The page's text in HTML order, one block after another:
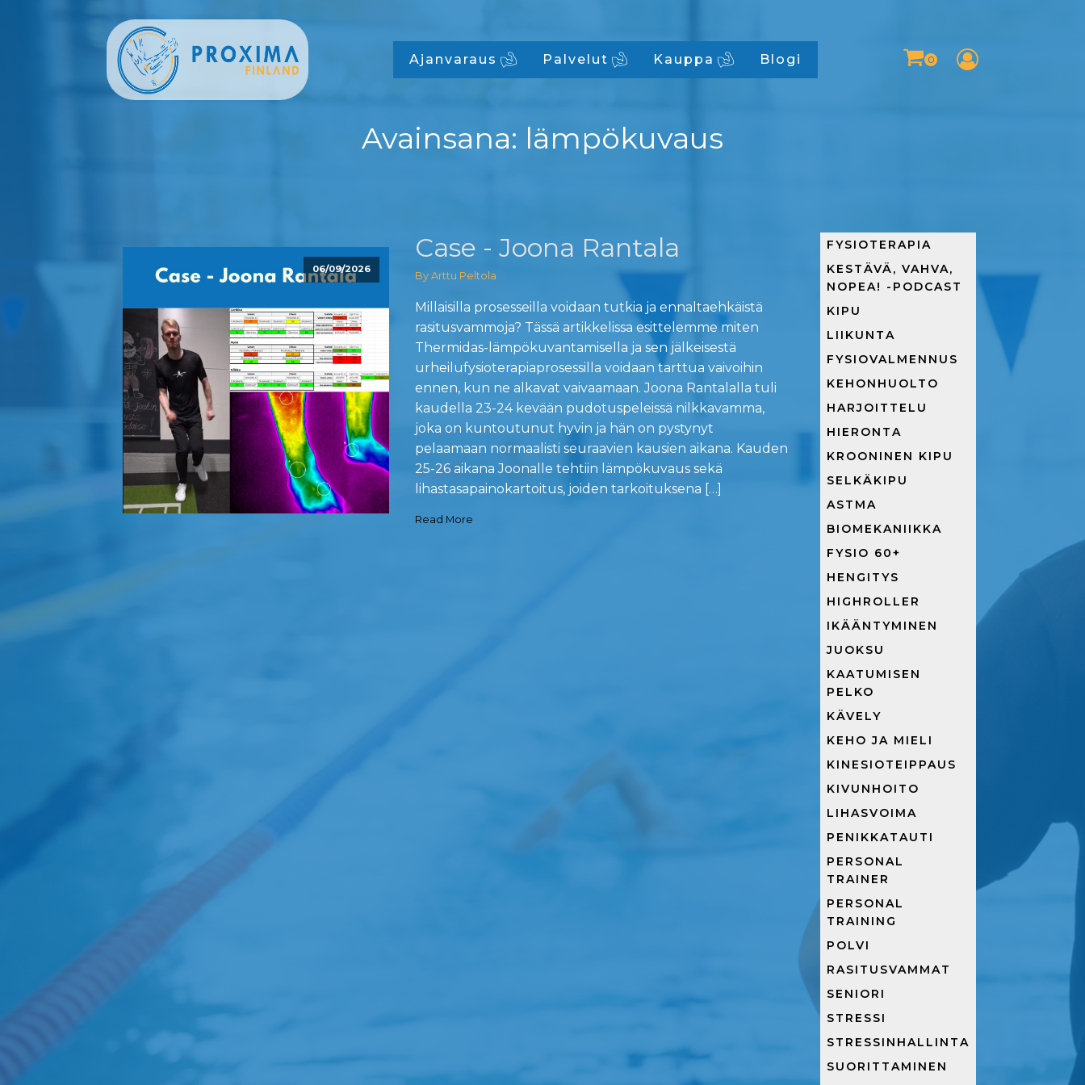
Ajanvaraus Palvelut Kauppa Blogi
Avainsana: lämpökuvaus
06/09/2026
Case - Joona Rantala
By Arttu Peltola
Millaisilla prosesseilla voidaan tutkia ja ennaltaehkäistä
rasitusvammoja? Tässä artikkelissa esittelemme miten
Thermidas-lämpökuvantamisella ja sen jälkeisestä
urheilufysioterapiaprosessilla voidaan tarttua vaivoihin
ennen, kun ne alkavat vaivaamaan. Joona Rantalalla tuli
kaudella 23-24 kevään pudotuspeleissä nilkkavamma,
joka on kuntoutunut hyvin ja hän on pystynyt
pelaamaan normaalisti seuraavien kausien aikana. Kauden
25-26 aikana Joonalle tehtiin lämpökuvaus sekä
lihastasapainokartoitus, joiden tarkoituksena […]
Read More
FYSIOTERAPIA
KESTÄVÄ, VAHVA,
NOPEA! -PODCAST
KIPU
LIIKUNTA
FYSIOVALMENNUS
KEHONHUOLTO
HARJOITTELU
HIERONTA
KROONINEN KIPU
SELKÄKIPU
ASTMA
BIOMEKANIIKKA
FYSIO 60+
HENGITYS
HIGHROLLER
IKÄÄNTYMINEN
JUOKSU
KAATUMISEN
PELKO
KÄVELY
KEHO JA MIELI
KINESIOTEIPPAUS
KIVUNHOITO
LIHASVOIMA
PENIKKATAUTI
PERSONAL
TRAINER
PERSONAL
TRAINING
POLVI
RASITUSVAMMAT
SENIORI
STRESSI
STRESSINHALLINTA
SUORITTAMINEN